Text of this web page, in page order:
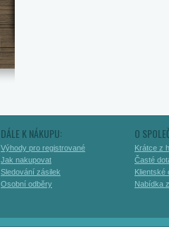
DÁLE K NÁKUPU:
Výhody pro registrované
Jak nakupovat
Sledování zásilek
Osobní odběry
O
Krátce z
Časté
Klientské
Nabídka